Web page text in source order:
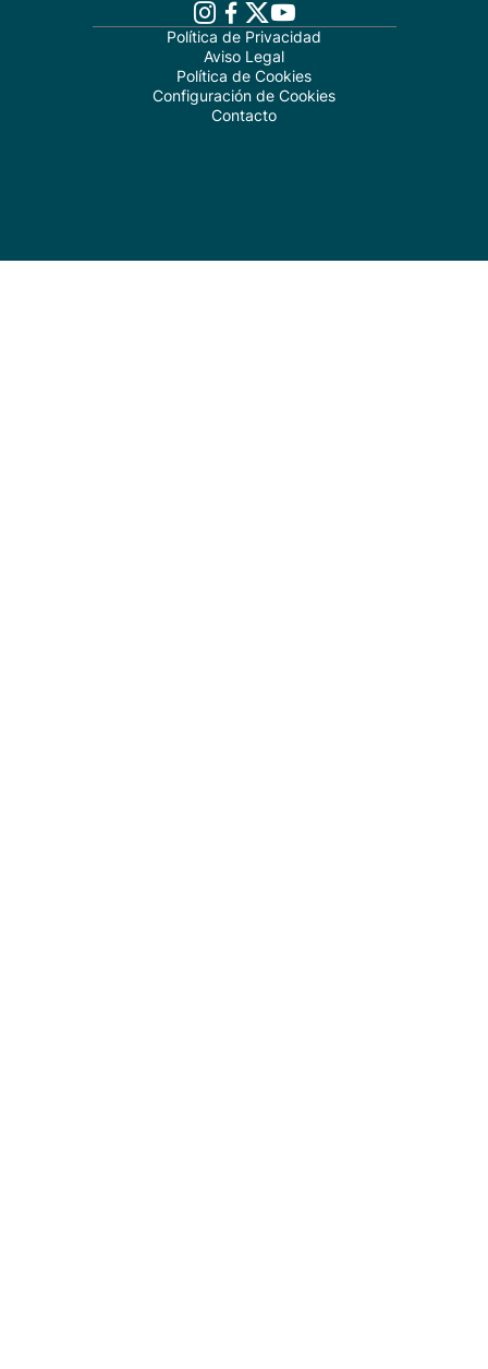
Política de Privacidad
Aviso Legal
Política de Cookies
Configuración de Cookies
Contacto